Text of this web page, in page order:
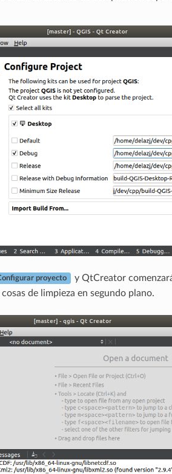
proyecto
y QtCreator
de limpieza en segundo plano.